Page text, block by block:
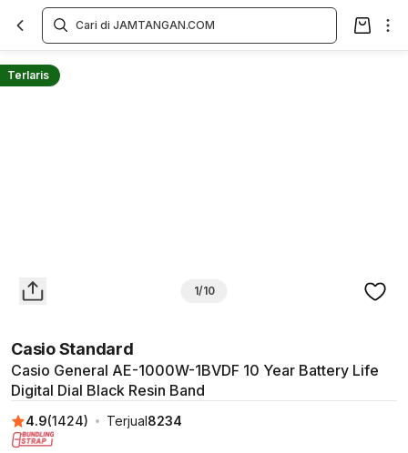
Terlaris
1/10
Casio Standard
Casio General AE-1000W-1BVDF 10 Year Battery Life
Digital Dial Black Resin Band
4.9(1424) Terjual8234
Overview